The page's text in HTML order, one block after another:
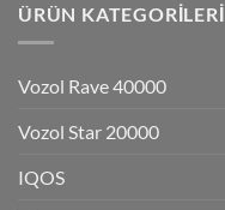
ÜRÜN KATEGORILERI
Vozol Rave 40000
Vozol Star 20000
IQOS